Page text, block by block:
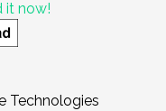
it now!
Technologies